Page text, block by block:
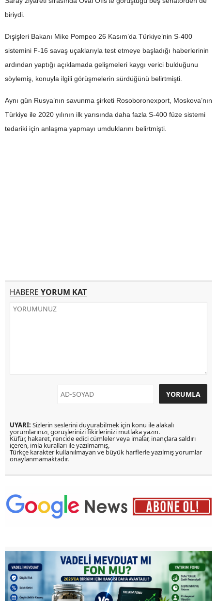
biriydi.
Dışişleri Bakanı Mike Pompeo 26 Kasım’da Türkiye’nin S-400
sistemini F-16 savaş uçaklarıyla test etmeye başladığı haberlerinin
ardından yaptığı açıklamada gelişmeleri kaygı verici bulduğunu
söylemiş, konuyla ilgili görüşmelerin sürdüğünü belirtmişti.
Aynı gün Rusya’nın savunma şirketi Rosoboronexport, Moskova’nın
Türkiye ile 2020 yılının ilk yarısında daha fazla S-400 füze sistemi
tedariki için anlaşma yapmayı umduklarını belirtmişti.
HABERE YORUM KAT
UYARI: Sizlerin seslerini duyurabilmek için konu ile alakalı
yorumlarınızı, görüşlerinizi fikirlerinizi mutlaka yazın.
Küfür, hakaret, rencide edici cümleler veya imalar, inançlara saldırı
içeren, imla kuralları ile yazılmamış,
Türkçe karakter kullanılmayan ve büyük harflerle yazılmış yorumlar
onaylanmamaktadır.